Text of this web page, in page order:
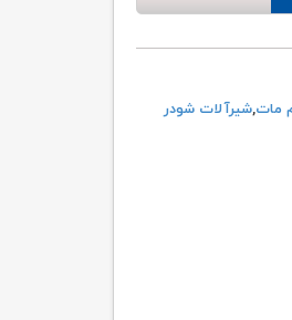
مات,شیرآلات شودر